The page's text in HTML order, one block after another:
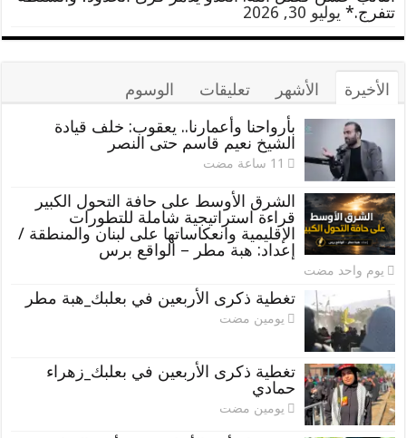
تتفرج.* يوليو 30, 2026
الأخيرة الأشهر تعليقات
الوسوم
بأرواحنا وأعمارنا.. يعقوب: خلف قيادة
الشيخ نعيم قاسم حتى النصر
الشرق الأوسط على حافة التحول الكبير
قراءة استراتيجية شاملة للتطورات
الإقليمية وانعكاساتها على لبنان والمنطقة /
إعداد: هبة مطر – الواقع برس
‏يوم واحد مضت
تغطية ذكرى الأربعين في بعلبك_هبة مطر
‏يومين مضت
تغطية ذكرى الأربعين في بعلبك_زهراء
حمادي
‏يومين مضت